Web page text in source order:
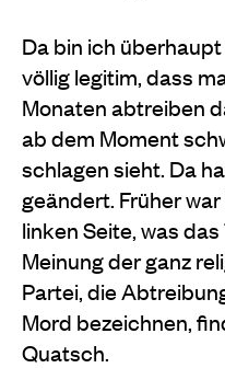
Da bin ich
völlig legitim, dass
Monaten abtreiben
ab dem Moment
schlagen sieht. Da
geändert. Früher
linken Seite, was
Meinung der ganz
Partei, die
Mord bezeichnen,
Quatsch.